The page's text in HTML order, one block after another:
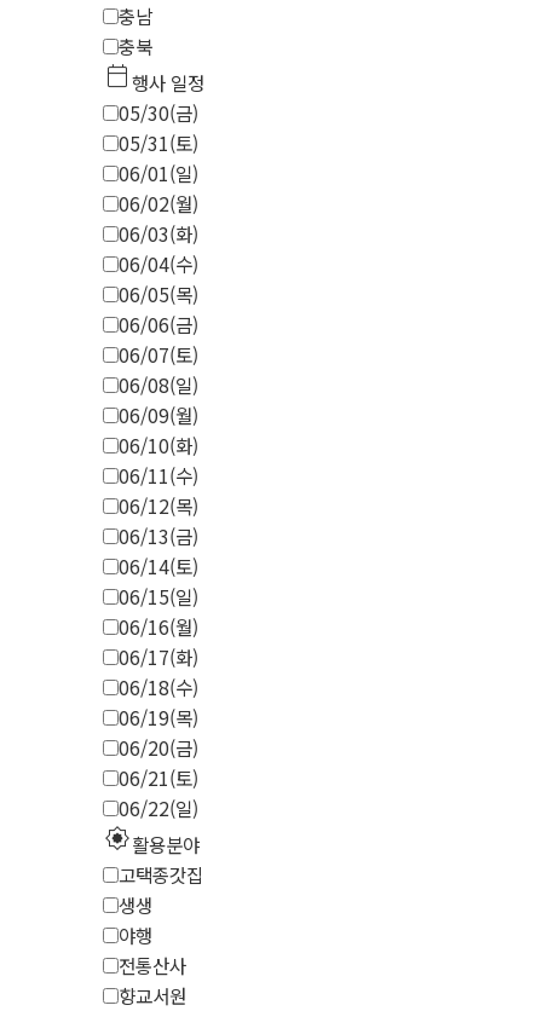
충남
충북
calendar_today행사 일정
05/30(금)
05/31(토)
06/01(일)
06/02(월)
06/03(화)
06/04(수)
06/05(목)
06/06(금)
06/07(토)
06/08(일)
06/09(월)
06/10(화)
06/11(수)
06/12(목)
06/13(금)
06/14(토)
06/15(일)
06/16(월)
06/17(화)
06/18(수)
06/19(목)
06/20(금)
06/21(토)
06/22(일)
explosion활용분야
고택종갓집
생생
야행
전통산사
향교서원